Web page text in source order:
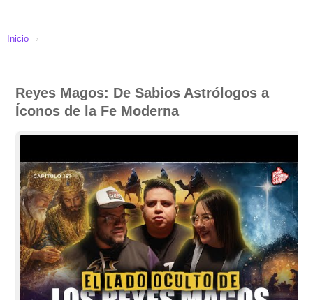
Inicio ›
Reyes Magos: De Sabios Astrólogos a
Íconos de la Fe Moderna